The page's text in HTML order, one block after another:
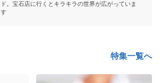
ド。宝石店に行くとキラキラの世界が広がっていま
す
特集一覧へ